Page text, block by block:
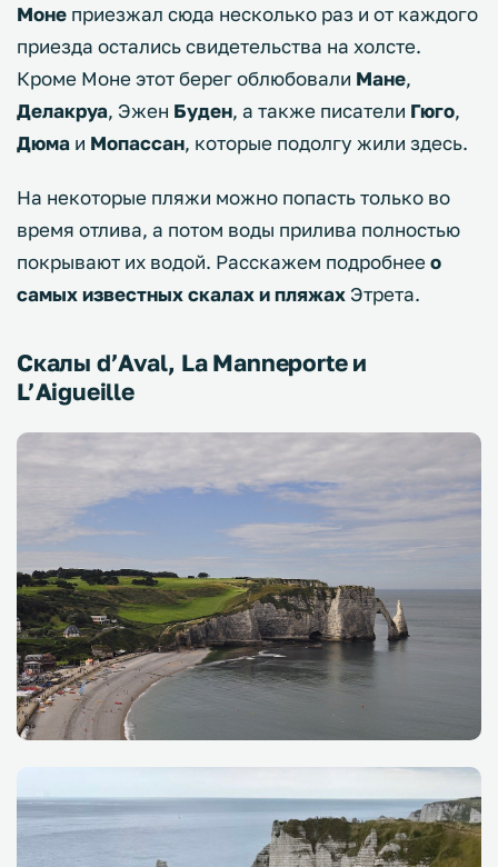
Моне приезжал сюда несколько раз и от каждого
приезда остались свидетельства на холсте.
Кроме Моне этот берег облюбовали Мане,
Делакруа, Эжен Буден, а также писатели Гюго,
Дюма и Мопассан, которые подолгу жили здесь.
На некоторые пляжи можно попасть только во
время отлива, а потом воды прилива полностью
покрывают их водой. Расскажем подробнее о
самых известных скалах и пляжах Этрета.
Скалы d’Aval, La Manneporte и
L’Aigueille